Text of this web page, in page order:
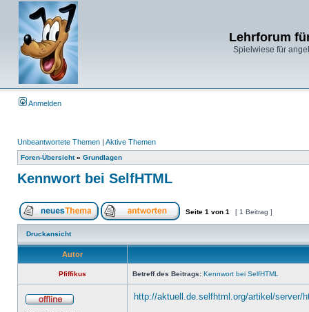
Lehrforum
Spielwiese für
Anmelden
Unbeantwortete Themen | Aktive Themen
Foren-Übersicht» Grundlagen
Kennwort bei SelfHTML
Seite 1 von 1 [ 1 Beitrag ]
Druckansicht
Autor
Pfiffikus Betreff des Beitrags: Kennwort bei SelfHTML
http://aktuell.de.selfhtml.org/artikel/server/